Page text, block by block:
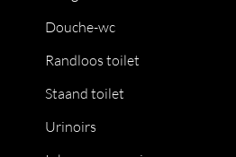
Douche-wc
Randloos toilet
Staand toilet
Urinoirs